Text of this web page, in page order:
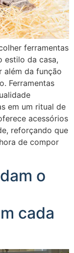
ferramentas
estilo da casa,
além da função
Ferramentas
em um ritual de
acessórios
reforçando que
de compor
o
cada